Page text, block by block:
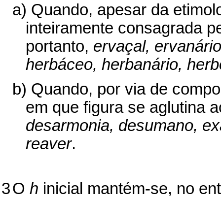
a) Quando, apesar da
inteiramente consagrada
portanto, ervaçal,
herbáceo, herbanário,
b) Quando, por via de
em que figura se aglutina
desarmonia, desumano,
reaver.
3O h inicial mantém-se, no